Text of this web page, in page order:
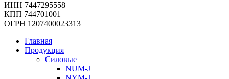
ИНН 7447295558
КПП 744701001
ОГРН 1207400023313
Главная
Продукция
Силовые
NUM-J